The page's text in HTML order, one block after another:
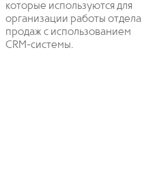
которые используются для
организации работы отдела
продаж с использованием
CRM-системы.